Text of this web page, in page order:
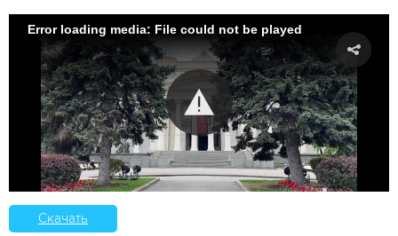
Error loading media: File could not be played
Скачать